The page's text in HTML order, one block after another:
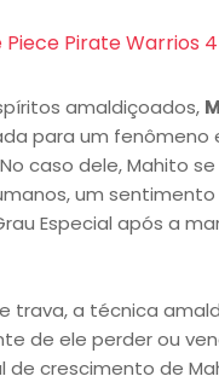
Piece Pirate Warrios
amaldiçoados,
para um
caso dele, Mahito
um
Especial após a
trava, a técnica
de ele perder ou
de crescimento de